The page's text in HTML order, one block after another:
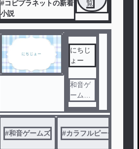
#コピプラネットの新着
小説
覧
にちじ
ょー
和音ゲ
ームズ
とコピ
プラネ
ットと
カラフ
#和音ゲームズ #カラフルピーチ女子組